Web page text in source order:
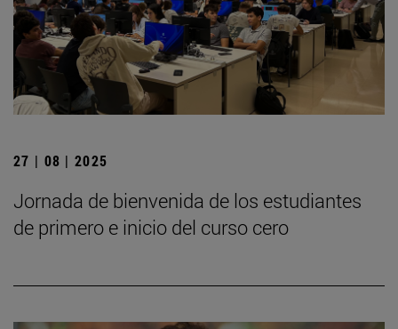
27 | 08 | 2025
Jornada de bienvenida de los estudiantes
de primero e inicio del curso cero